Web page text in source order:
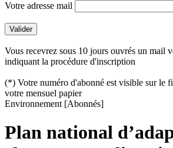
Votre adresse mail
Vous recevrez sous 10 jours ouvrés un mail
indiquant la procédure d'inscription
(*) Votre numéro d'abonné est visible sur le
votre mensuel papier
Environnement [Abonnés]
Plan national